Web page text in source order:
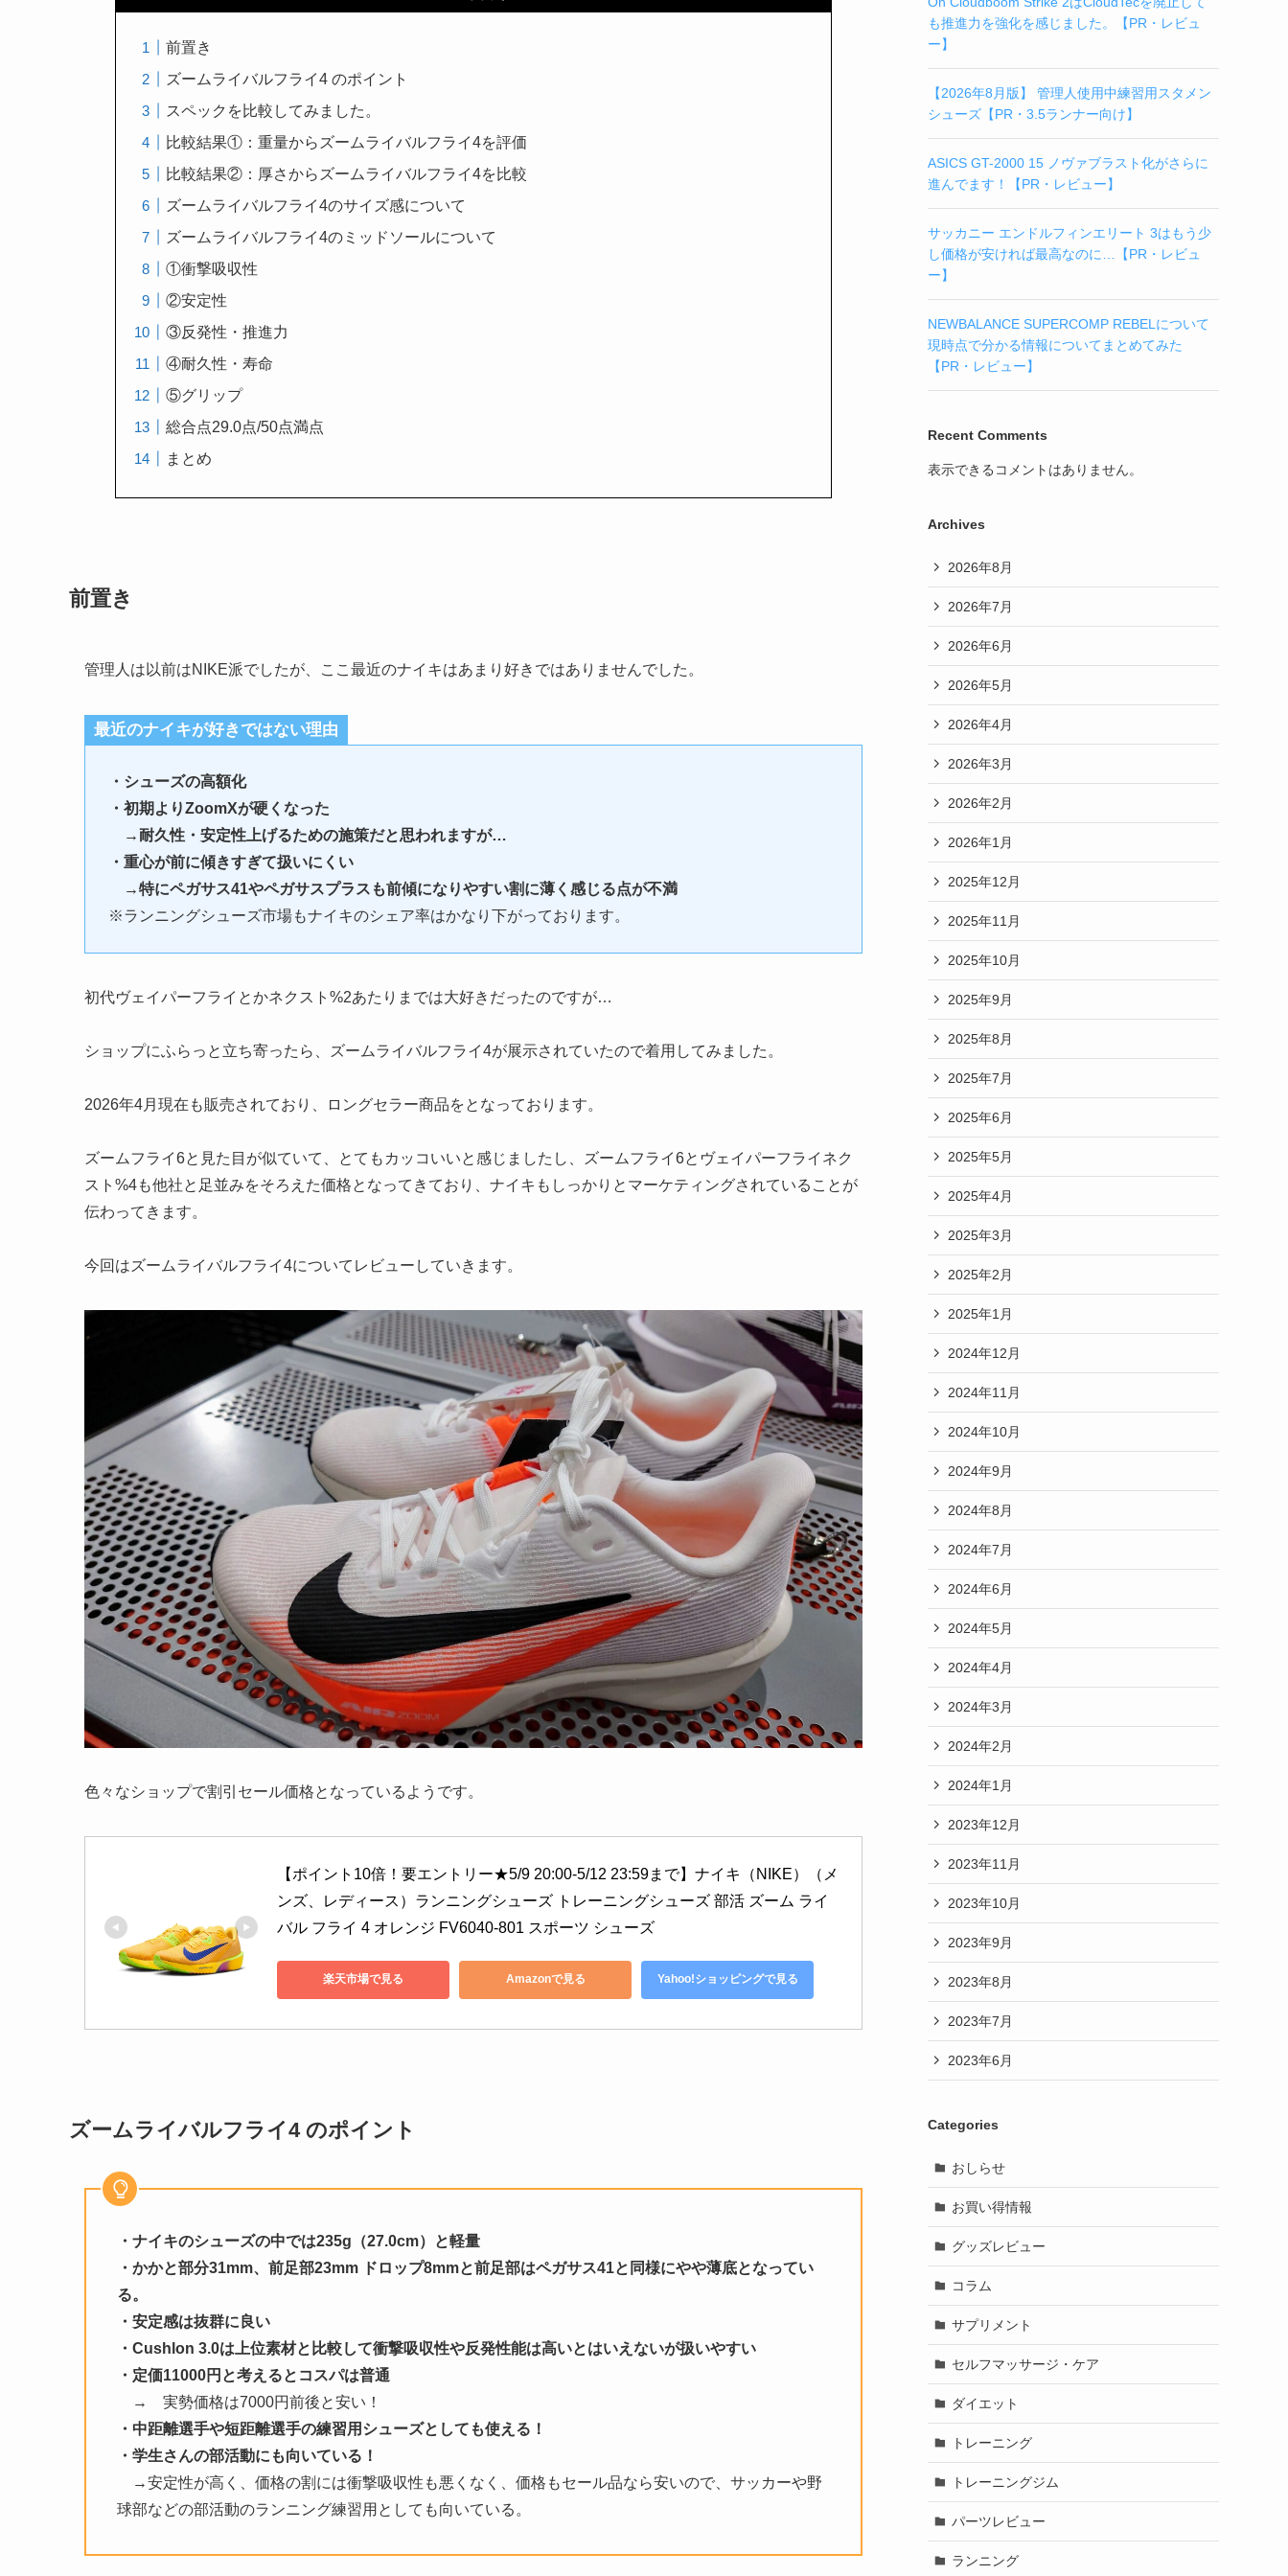
前置き
ズームライバルフライ4 のポイント
スペックを比較してみました。
比較結果①：重量からズームライバルフライ4を評価
比較結果②：厚さからズームライバルフライ4を比較
ズームライバルフライ4のサイズ感について
ズームライバルフライ4のミッドソールについて
①衝撃吸収性
②安定性
③反発性・推進力
④耐久性・寿命
⑤グリップ
総合点29.0点/50点満点
まとめ
前置き
管理人は以前はNIKE派でしたが、ここ最近のナイキはあまり好きではありませんでした。
最近のナイキが好きではない理由
・シューズの高額化
・初期よりZoomXが硬くなった
→耐久性・安定性上げるための施策だと思われますが…
・重心が前に傾きすぎて扱いにくい
→特にペガサス41やペガサスプラスも前傾になりやすい割に薄く感じる点が不満
※ランニングシューズ市場もナイキのシェア率はかなり下がっております。
初代ヴェイパーフライとかネクスト%2あたりまでは大好きだったのですが…
ショップにふらっと立ち寄ったら、ズームライバルフライ4が展示されていたので着用してみました。
2026年4月現在も販売されており、ロングセラー商品をとなっております。
ズームフライ6と見た目が似ていて、とてもカッコいいと感じましたし、ズームフライ6とヴェイパーフライネク
スト%4も他社と足並みをそろえた価格となってきており、ナイキもしっかりとマーケティングされていることが
伝わってきます。
今回はズームライバルフライ4についてレビューしていきます。
色々なショップで割引セール価格となっているようです。
【ポイント10倍！要エントリー★5/9 20:00-5/12 23:59まで】ナイキ（NIKE）（メ
ンズ、レディース）ランニングシューズ トレーニングシューズ 部活 ズーム ライ
バル フライ 4 オレンジ FV6040-801 スポーツ シューズ
楽天市場で見る Amazonで見る Yahoo!ショッピングで見る
ズームライバルフライ4 のポイント
・ナイキのシューズの中では235g（27.0cm）と軽量
・かかと部分31mm、前足部23mm
ドロップ8mmと前足部はペガサス41と同様にやや薄底となってい
る。
・安定感は抜群に良い
・Cushlon 3.0は上位素材と比較して衝撃吸収性や反発性能は高いとはいえないが扱いやすい
・定価11000円と考えるとコスパは普通
→ 実勢価格は7000円前後と安い！
・中距離選手や短距離選手の練習用シューズとしても使える！
・学生さんの部活動にも向いている！
→安定性が高く、価格の割には衝撃吸収性も悪くなく、価格もセール品なら安いので、サッカーや野
球部などの部活動のランニング練習用としても向いている。
も推進力を強化を感じました。【PR・レビュ
ー】
【2026年8月版】 管理人使用中練習用スタメン
シューズ【PR・3.5ランナー向け】
ASICS GT-2000 15 ノヴァブラスト化がさらに
進んでます！【PR・レビュー】
サッカニー エンドルフィンエリート 3はもう少
し価格が安ければ最高なのに…【PR・レビュ
ー】
NEWBALANCE SUPERCOMP REBELについて
現時点で分かる情報についてまとめてみた
【PR・レビュー】
Recent Comments
表示できるコメントはありません。
Archives
2026年8月
2026年7月
2026年6月
2026年5月
2026年4月
2026年3月
2026年2月
2026年1月
2025年12月
2025年11月
2025年10月
2025年9月
2025年8月
2025年7月
2025年6月
2025年5月
2025年4月
2025年3月
2025年2月
2025年1月
2024年12月
2024年11月
2024年10月
2024年9月
2024年8月
2024年7月
2024年6月
2024年5月
2024年4月
2024年3月
2024年2月
2024年1月
2023年12月
2023年11月
2023年10月
2023年9月
2023年8月
2023年7月
2023年6月
Categories
おしらせ
お買い得情報
グッズレビュー
コラム
サプリメント
セルフマッサージ・ケア
ダイエット
トレーニング
トレーニングジム
パーツレビュー
ランニング